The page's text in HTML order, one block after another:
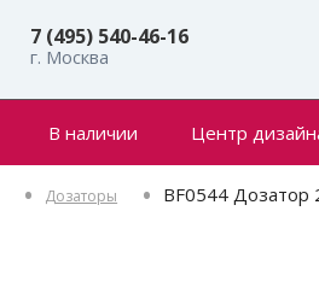
7 (495) 540-46-16
г. Москва
В наличии Центр
Дозаторы
BF0544 Дозатор